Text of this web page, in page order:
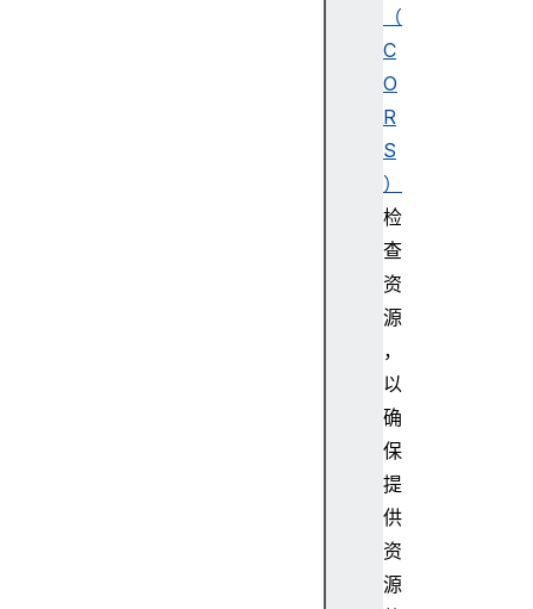
（
C
O
R
S
）
检
查
资
源
，
以
确
保
提
供
资
源